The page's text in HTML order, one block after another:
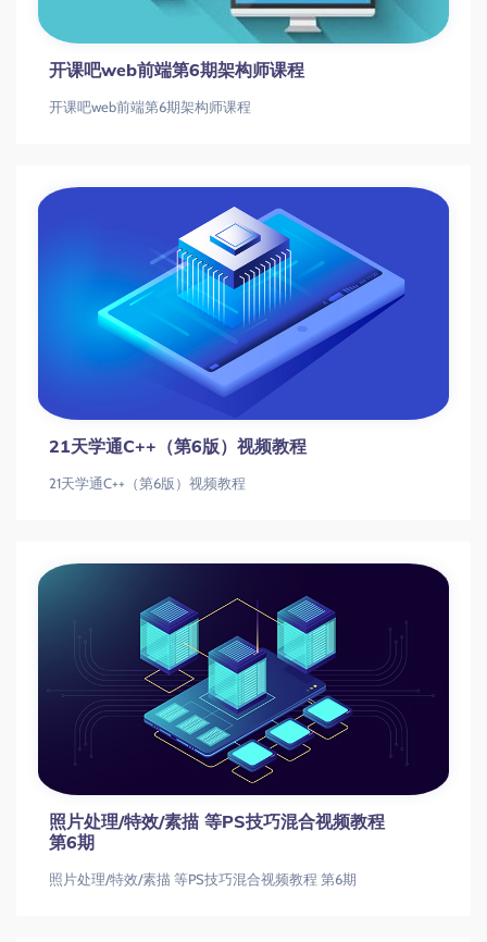
开课吧web前端第6期架构师课程
开课吧web前端第6期架构师课程
21天学通C++（第6版）视频教程
21天学通C++（第6版）视频教程
照片处理/特效/素描 等PS技巧混合视频教程
第6期
照片处理/特效/素描 等PS技巧混合视频教程 第6期